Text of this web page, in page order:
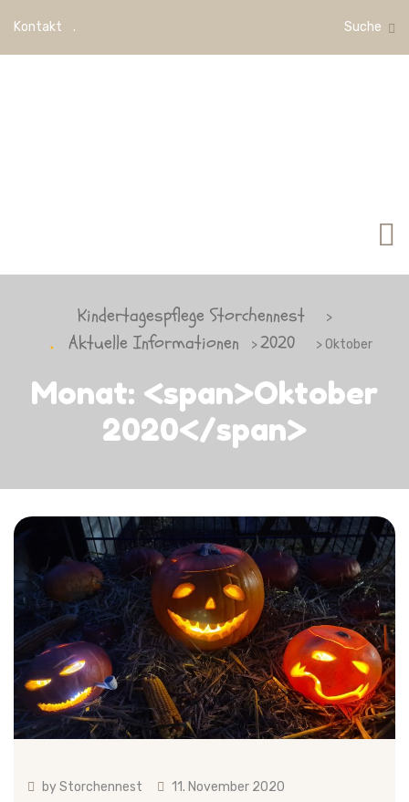
Kontakt Suche
Kindertagespflege Storchennest >
Aktuelle Informationen >2020 > Oktober
Monat: <span>Oktober
2020</span>
byStorchennest 11. November 2020